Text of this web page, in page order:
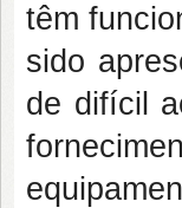
têm
sido
de difícil